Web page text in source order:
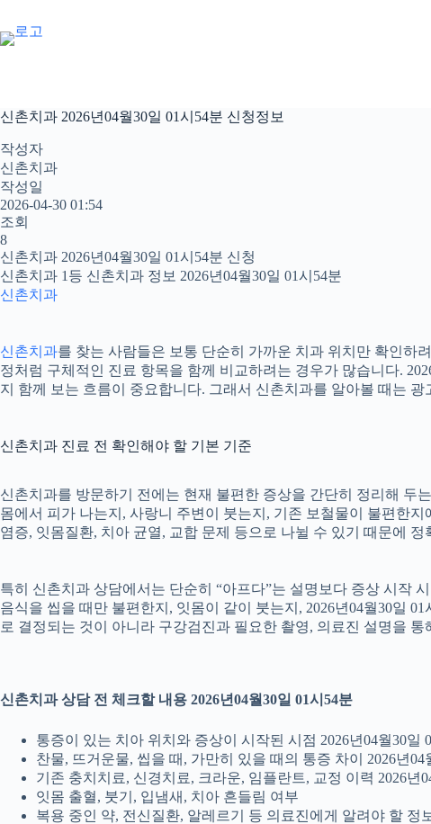
으
뛰
기
신촌치과 2026년04월30일 01시54분 신청정보
작성자
신촌치과
작성일
2026-04-30 01:54
조회
8
신촌치과 2026년04월30일 01시54분 신청
신촌치과 1등 신촌치과 정보 2026년04월30일 01시54분
신촌치과
신촌치과를 찾는 사람들은 보통 단순히 가까운 치과 위치만 확인하
정처럼 구체적인 진료 항목을 함께 비교하려는 경우가 많습니다.
지 함께 보는 흐름이 중요합니다. 그래서 신촌치과를 알아볼 때는
신촌치과 진료 전 확인해야 할 기본 기준
신촌치과를 방문하기 전에는 현재 불편한 증상을 간단히 정리해 두
몸에서 피가 나는지, 사랑니 주변이 붓는지, 기존 보철물이 불편한
염증, 잇몸질환, 치아 균열, 교합 문제 등으로 나뉠 수 있기 때문에 정
특히 신촌치과 상담에서는 단순히 “아프다”는 설명보다 증상 시작
음식을 씹을 때만 불편한지, 잇몸이 같이 붓는지, 2026년04월30일
로 결정되는 것이 아니라 구강검진과 필요한 촬영, 의료진 설명을
신촌치과 상담 전 체크할 내용 2026년04월30일 01시54분
통증이 있는 치아 위치와 증상이 시작된 시점 2026년04월30일
찬물, 뜨거운물, 씹을 때, 가만히 있을 때의 통증 차이 2026년04
기존 충치치료, 신경치료, 크라운, 임플란트, 교정 이력 2026년
잇몸 출혈, 붓기, 입냄새, 치아 흔들림 여부
복용 중인 약, 전신질환, 알레르기 등 의료진에게 알려야 할 정